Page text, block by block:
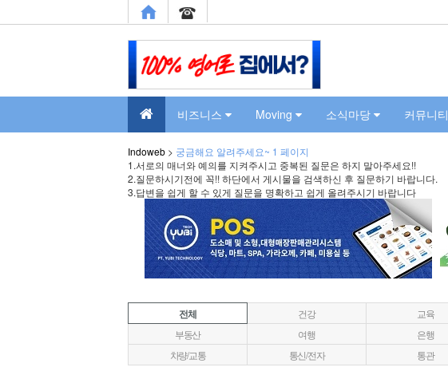
비즈니스 Moving 소식마당 커뮤니티
Indoweb > 궁금해요 알려주세요~ 1 페이지
1.서로의 매너와 예의를 지켜주시고 중복된 질문은 하지 말아주세요!!
2.질문하시기전에 꼭!! 하단에서 게시물을 검색하신 후 질문하기 바랍니다.
3.답변을 쉽게 할 수 있게 질문을 명확하고 쉽게 올려주시기 바랍니다
전체 건강 교육
부동산
여행 은행
차량/교통
통신/전자 통관